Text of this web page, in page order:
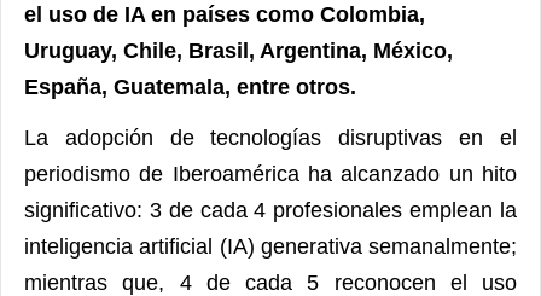
el uso de IA en países como Colombia,
Uruguay, Chile, Brasil, Argentina, México,
España, Guatemala, entre otros.
La adopción de tecnologías disruptivas en el
periodismo de Iberoamérica ha alcanzado un hito
significativo: 3 de cada 4 profesionales emplean la
inteligencia artificial (IA) generativa semanalmente;
mientras que, 4 de cada 5 reconocen el uso